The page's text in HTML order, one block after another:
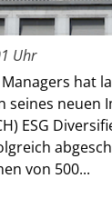
Uhr
Managers hat
seines neuen
ESG
von 500...